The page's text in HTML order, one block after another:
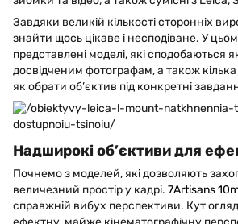
Завдяки великій кількості сторонніх
знайти щось цікаве і несподіване. У
представлені моделі, які сподобаються
досвідченим фотографам, а також
як обрати об’єктив під конкретні
Надширокі об’єктиви для
Почнемо з моделей, які дозволяють
величезний простір у кадрі. 7Artisans
справжній вибух перспективи. Кут